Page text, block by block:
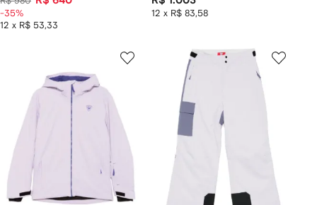
12 x R$ 53,33
-35% 12 x R$ 83,58